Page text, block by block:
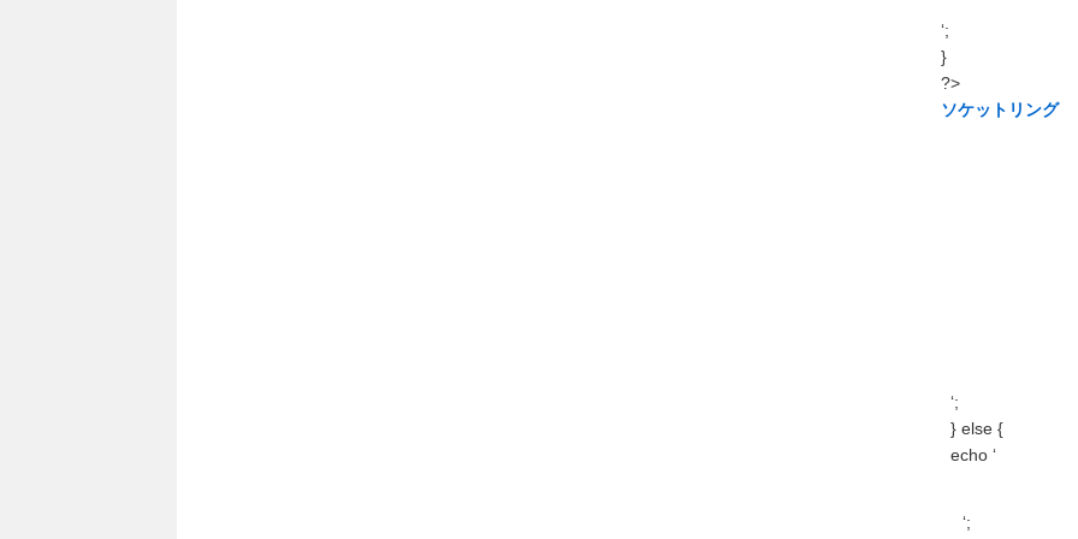
‘;
}
?>
ソケットリング
‘;
} else {
echo ‘
‘;